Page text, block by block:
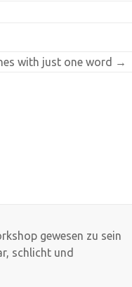
with just one word →
gewesen zu sein
schlicht und